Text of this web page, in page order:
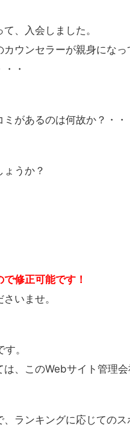
、入会しました。
ウンセラーが親身にな
・
があるのは何故か？・・
うか？
修正可能です！
いませ。
。
、このWebサイト管理会
ランキングに応じての